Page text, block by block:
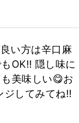
方は辛口麻
OK‼︎ 隠し味に
美味しい😋お
ジしてみてね‼︎